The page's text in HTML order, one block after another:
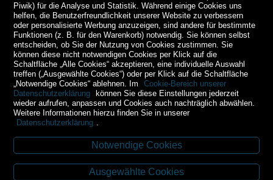
Kontakt
Piwik) für die Analyse und Statistik. Während einige Cookies uns
helfen, die Benutzerfreundlichkeit unserer Website zu verbessern
oder personalisierte Werbung anzuzeigen, sind andere für bestimmte
Funktionen (z. B. für den Warenkorb) notwendig. Sie können selbst
entscheiden, ob Sie der Nutzung von Cookies zustimmen. Sie
können diese nicht notwendigen Cookies per Klick auf die
Schaltfläche „Alle Cookies“ akzeptieren, eine individuelle Auswahl
treffen („Ausgewählte Cookies“) oder per Klick auf die Schaltfläche
„Notwendige Cookies“ ablehnen. Im
Cookie-Bereich unserer
Datenschutzerklärung können Sie diese Einstellungen jederzeit
wieder aufrufen, anpassen und Cookies auch nachträglich abwählen.
Weitere Informationen hierzu finden Sie in unserer
Datenschutzerklärung
Notwendige Cookies
Ausgewählte Cookies